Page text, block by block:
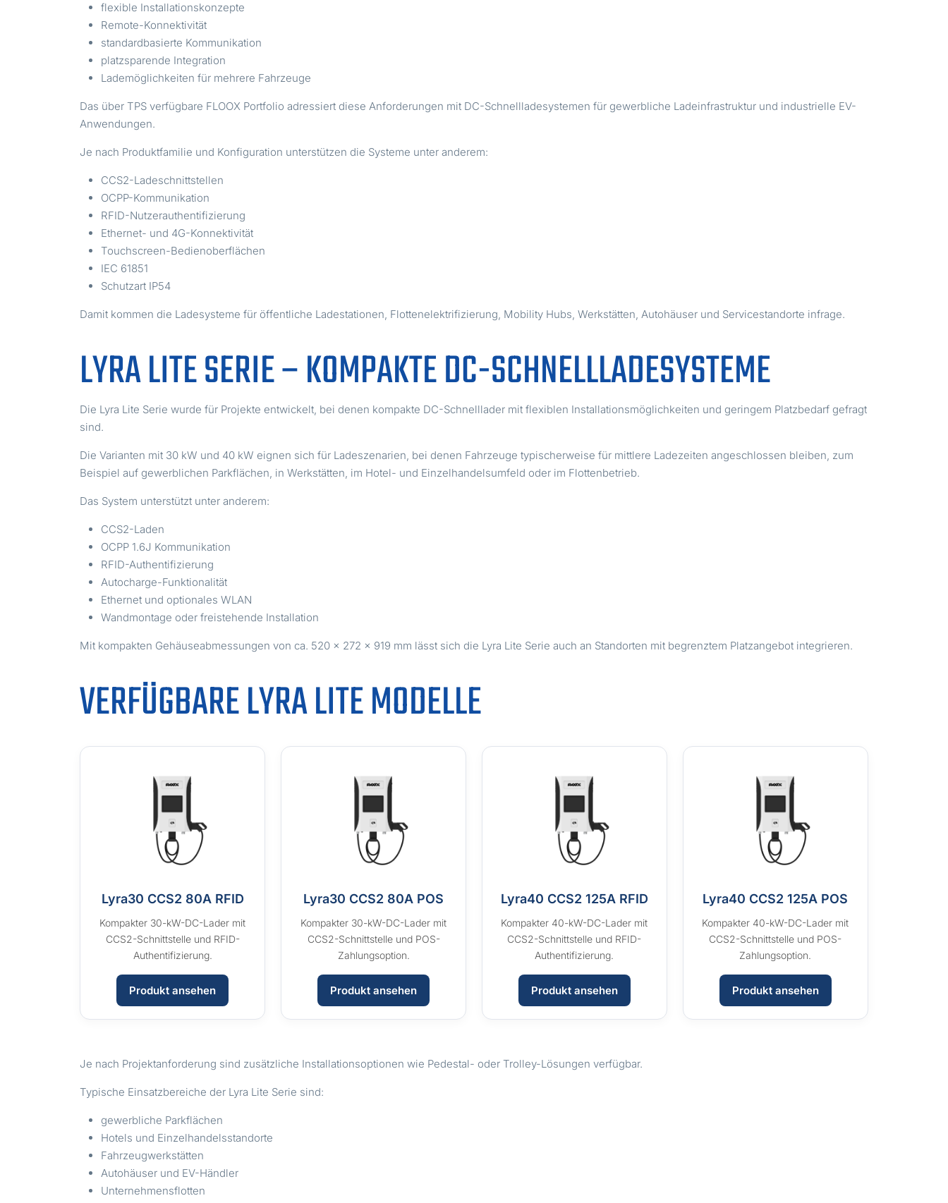
flexible Installationskonzepte
Remote-Konnektivität
standardbasierte Kommunikation
platzsparende Integration
Lademöglichkeiten für mehrere Fahrzeuge
Das über TPS verfügbare FLOOX Portfolio adressiert diese Anforderungen mit DC-Schnellladesystemen für gewerbliche Ladeinfrastruktur und industrielle EV-
Anwendungen.
Je nach Produktfamilie und Konfiguration unterstützen die Systeme unter anderem:
CCS2-Ladeschnittstellen
OCPP-Kommunikation
RFID-Nutzerauthentifizierung
Ethernet- und 4G-Konnektivität
Touchscreen-Bedienoberflächen
IEC 61851
Schutzart IP54
Damit kommen die Ladesysteme für öffentliche Ladestationen, Flottenelektrifizierung, Mobility Hubs, Werkstätten, Autohäuser und Servicestandorte infrage.
LYRA LITE SERIE – KOMPAKTE DC-SCHNELLLADESYSTEME
Die Lyra Lite Serie wurde für Projekte entwickelt, bei denen kompakte DC-Schnelllader mit flexiblen Installationsmöglichkeiten und geringem Platzbedarf gefragt
sind.
Die Varianten mit 30 kW und 40 kW eignen sich für Ladeszenarien, bei denen Fahrzeuge typischerweise für mittlere Ladezeiten angeschlossen bleiben, zum
Beispiel auf gewerblichen Parkflächen, in Werkstätten, im Hotel- und Einzelhandelsumfeld oder im Flottenbetrieb.
Das System unterstützt unter anderem:
CCS2-Laden
OCPP 1.6J Kommunikation
RFID-Authentifizierung
Autocharge-Funktionalität
Ethernet und optionales WLAN
Wandmontage oder freistehende Installation
Mit kompakten Gehäuseabmessungen von ca. 520 × 272 × 919 mm lässt sich die Lyra Lite Serie auch an Standorten mit begrenztem Platzangebot integrieren.
VERFÜGBARE LYRA LITE MODELLE
Lyra30 CCS2 80A RFID
Kompakter 30-kW-DC-Lader mit
CCS2-Schnittstelle und RFID-
Authentifizierung.
Produkt ansehen
Lyra30 CCS2 80A POS
Kompakter 30-kW-DC-Lader mit
CCS2-Schnittstelle und POS-
Zahlungsoption.
Produkt ansehen
Lyra40 CCS2 125A RFID
Kompakter 40-kW-DC-Lader mit
CCS2-Schnittstelle und RFID-
Authentifizierung.
Produkt ansehen
Lyra40 CCS2 125A POS
Kompakter 40-kW-DC-Lader mit
CCS2-Schnittstelle und POS-
Zahlungsoption.
Produkt ansehen
Je nach Projektanforderung sind zusätzliche Installationsoptionen wie Pedestal- oder Trolley-Lösungen verfügbar.
Typische Einsatzbereiche der Lyra Lite Serie sind:
gewerbliche Parkflächen
Hotels und Einzelhandelsstandorte
Fahrzeugwerkstätten
Autohäuser und EV-Händler
Unternehmensflotten